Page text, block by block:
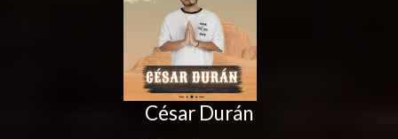
César Durán